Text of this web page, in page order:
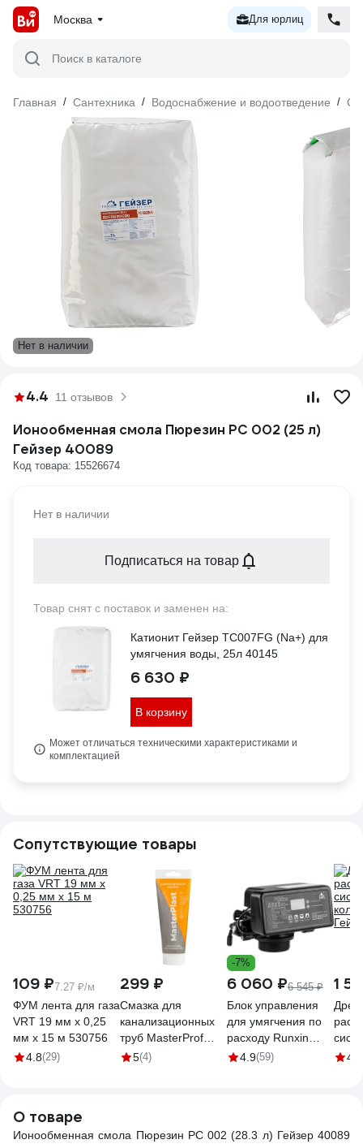
Москва Для юрлиц
Поиск в каталоге
Главная / Сантехника / Водоснабжение и водоотведение /
Нет в наличии
4.4 11 отзывов
Ионообменная смола Пюрезин РС 002 (25 л)
Гейзер 40089
Код товара: 15526674
Нет в наличии
Подписаться на товар
Товар снят с поставок и заменен на:
Катионит Гейзер TC007FG (Na+) для
умягчения воды, 25л 40145
6 630 ₽
В корзину
Может отличаться техническими характеристиками и
комплектацией
Сопутствующие товары
109 ₽7.27 ₽/м
ФУМ лента для газа
VRT 19 мм х 0,25
мм х 15 м 530756
4.8(29)
299 ₽
Смазка для
канализационных
труб MasterProf
МАСТЕРПЛАСТ
5(4)
-7%
6 060 ₽6 545 ₽
Блок управления
для умягчения по
расходу Runxin
f117q3 3/4" 36568
4.9(59)
1
4.7
О товаре
Ионообменная смола Пюрезин РС 002 (28.3 л) Гейзер 40089